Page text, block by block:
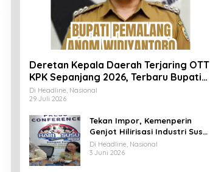
Deretan Kepala Daerah Terjaring OTT
KPK Sepanjang 2026, Terbaru Bupati
Pemalang Anom Widiyantoro
Di Headline, Nasional
29 Juli 2026
Tekan Impor, Kemenperin
Genjot Hilirisasi Industri Susu
Lewat Momen Hari Susu
Nusantara 2026
Di Headline, Nasional
3 Juni 2026